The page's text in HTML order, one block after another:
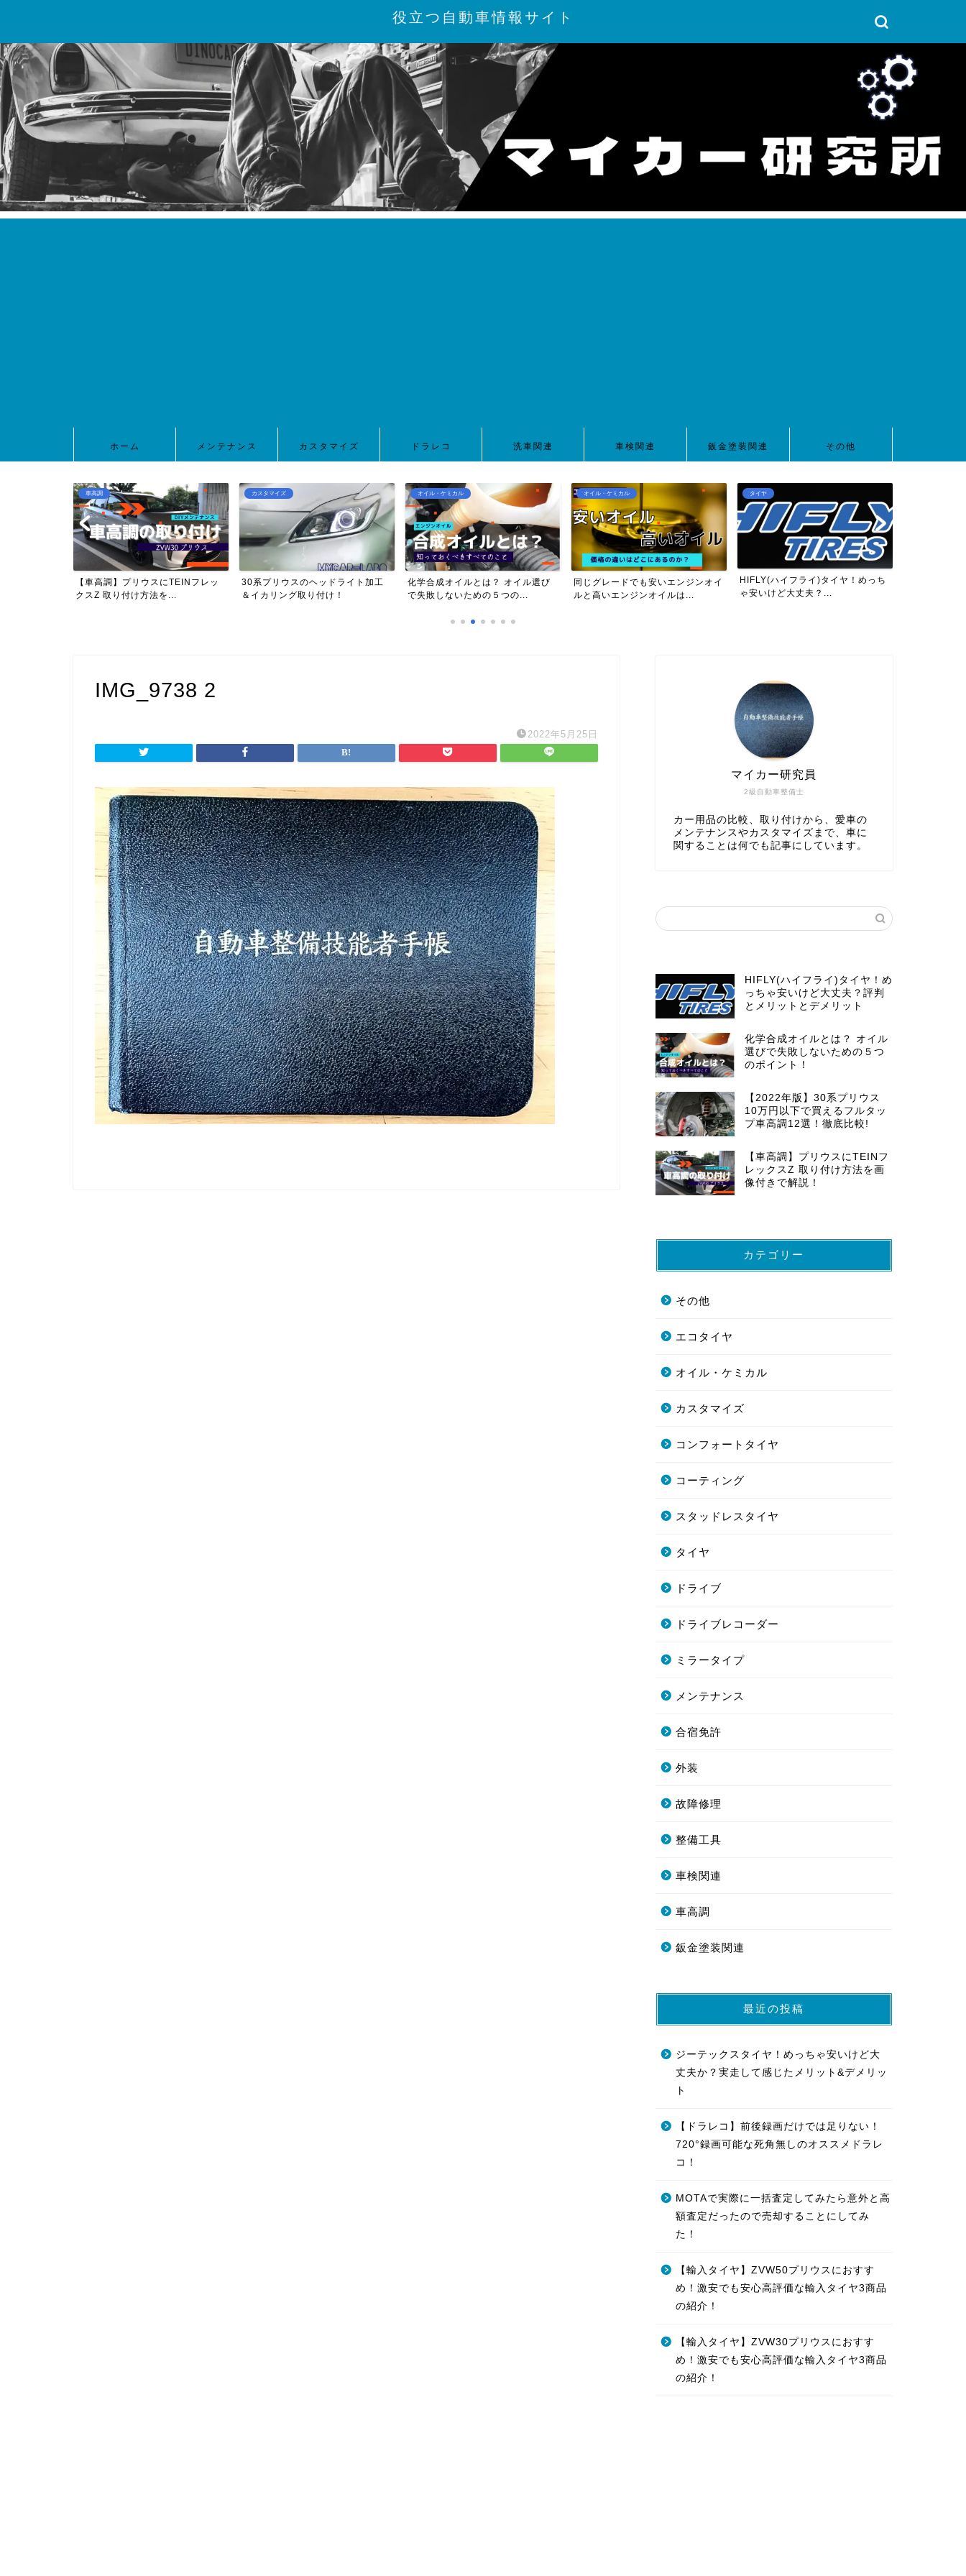
役立つ自動車情報サイト
ホーム メンテナンス カスタマイズ ドラレコ 洗車関連 車検関連 鈑金塗装関連 その他
【車高調】プリウスにTEINフレッ
クスZ 取り付け方法を...
カスタマイズ
30系プリウスのヘッドライト加工
＆イカリング取り付け！
オイル・ケミカル
化学合成オイルとは？ オイル選び
で失敗しないための５つの...
オイル・ケミカル
同じグレードでも安いエンジンオイ
ルと高いエンジンオイルは...
タイヤ
HIFLY(ハイフライ)タイヤ！めっち
ゃ安いけど大丈夫？...
【2022年版】スイフトス
IMG_9738 2
2022年5月25日
2級自動車整備士
マイカー研究員
カー用品の比較、取り付けから、愛車の
メンテナンスやカスタマイズまで、車に
関することは何でも記事にしています。
HIFLY(ハイフライ)タイヤ！め
っちゃ安いけど大丈夫？評判
とメリットとデメリット
化学合成オイルとは？ オイル
選びで失敗しないための５つ
のポイント！
【2022年版】30系プリウス
10万円以下で買えるフルタッ
プ車高調12選！徹底比較!
【車高調】プリウスにTEINフ
レックスZ 取り付け方法を画
像付きで解説！
カテゴリー
その他
エコタイヤ
オイル・ケミカル
カスタマイズ
コンフォートタイヤ
コーティング
スタッドレスタイヤ
タイヤ
ドライブ
ドライブレコーダー
ミラータイプ
メンテナンス
合宿免許
外装
故障修理
整備工具
車検関連
車高調
鈑金塗装関連
最近の投稿
ジーテックスタイヤ！めっちゃ安いけど大
丈夫か？実走して感じたメリット&デメリッ
ト
【ドラレコ】前後録画だけでは足りない！
720°録画可能な死角無しのオススメドラレ
コ！
MOTAで実際に一括査定してみたら意外と高
額査定だったので売却することにしてみ
た！
【輸入タイヤ】ZVW50プリウスにおすす
め！激安でも安心高評価な輸入タイヤ3商品
の紹介！
【輸入タイヤ】ZVW30プリウスにおすす
め！激安でも安心高評価な輸入タイヤ3商品
の紹介！